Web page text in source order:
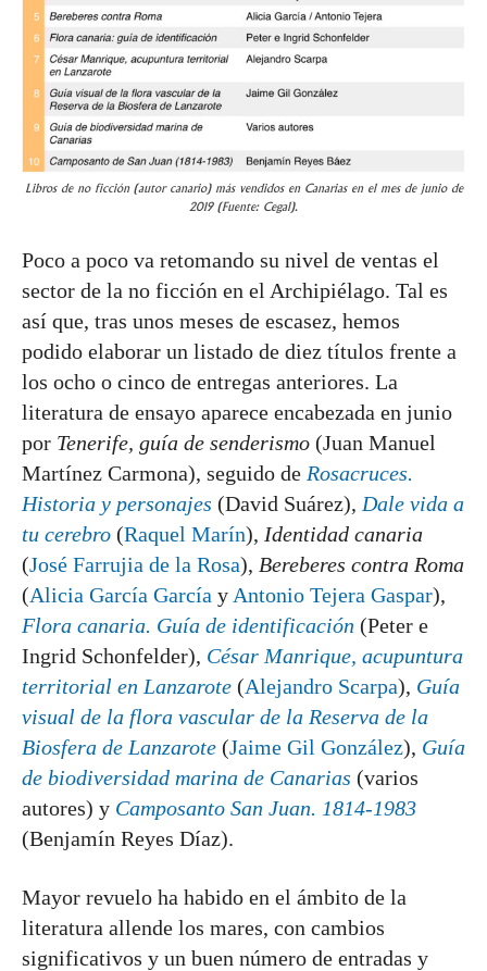
Libros de no ficción (autor canario) más vendidos en Canarias en el mes de junio de
2019 (Fuente: Cegal).
Poco a poco va retomando su nivel de ventas el
sector de la no ficción en el Archipiélago. Tal es
así que, tras unos meses de escasez, hemos
podido elaborar un listado de diez títulos frente a
los ocho o cinco de entregas anteriores. La
literatura de ensayo aparece encabezada en junio
por Tenerife, guía de senderismo (Juan Manuel
Martínez Carmona), seguido de Rosacruces.
Historia y personajes (David Suárez), Dale vida a
tu cerebro (Raquel Marín), Identidad canaria
(José Farrujia de la Rosa), Bereberes contra Roma
(Alicia García García y Antonio Tejera Gaspar),
Flora canaria. Guía de identificación (Peter e
Ingrid Schonfelder), César Manrique, acupuntura
territorial en Lanzarote (Alejandro Scarpa), Guía
visual de la flora vascular de la Reserva de la
Biosfera de Lanzarote (Jaime Gil González), Guía
de biodiversidad marina de Canarias (varios
autores) y Camposanto San Juan. 1814-1983
(Benjamín Reyes Díaz).
Mayor revuelo ha habido en el ámbito de la
literatura allende los mares, con cambios
significativos y un buen número de entradas y